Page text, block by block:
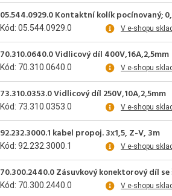
05.544.0929.0 Kontaktní kolík pocínovaný;
Kód: 05.544.0929.0 V e-shopu
70.310.0640.0 Vidlicový díl 400V,16A,2,5mm
Kód: 70.310.0640.0 V e-shopu
73.310.0353.0 Vidlicový díl 250V,10A,2,5mm
Kód: 73.310.0353.0 V e-shopu
92.232.3000.1 kabel propoj. 3x1,5, Z-V, 3m
Kód: 92.232.3000.1 V e-shopu
70.300.2440.0 Zásuvkový konektorový díl
Kód: 70.300.2440.0 V e-shopu